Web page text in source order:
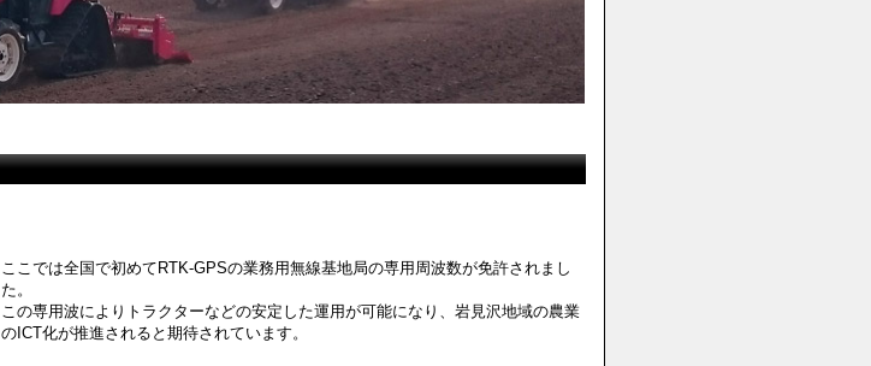
ここでは全国で初めてRTK-GPSの業務用無線基地局の専用周波数が免許されまし
た。
この専用波によりトラクターなどの安定した運用が可能になり、岩見沢地域の農業
のICT化が推進されると期待されています。